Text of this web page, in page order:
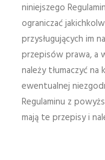
niniejszego
ograniczać
przysługujących im
przepisów prawa, a
należy tłumaczyć
ewentualnej
Regulaminu z
mają te przepisy i